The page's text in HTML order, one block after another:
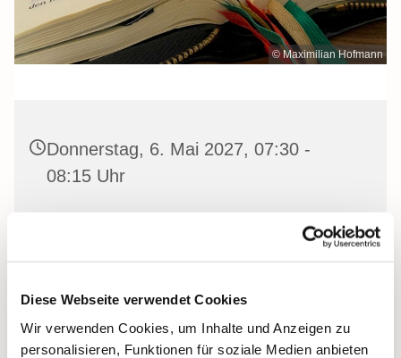
Diese Webseite verwendet Cookies
Wir verwenden Cookies, um Inhalte und Anzeigen zu
personalisieren, Funktionen für soziale Medien anbieten
© Maximilian Hofmann
Donnerstag, 6. Mai 2027, 07:30 -
08:15 Uhr
Heilige Dreifaltigkeit Kirche, Stralsund,
Gemeinsam beten wir dasInvitatorium, die